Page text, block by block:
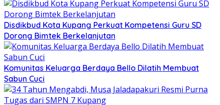
Disdikbud Kota Kupang Perkuat Kompetensi Guru SD
Dorong Bimtek Berkelanjutan
Komunitas Keluarga Berdaya Bello Dilatih Membuat
Sabun Cuci